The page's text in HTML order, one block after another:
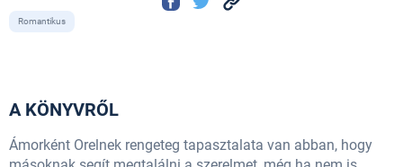
Romantikus
A KÖNYVRŐL
Ámorként Orelnek rengeteg tapasztalata van abban, hogy